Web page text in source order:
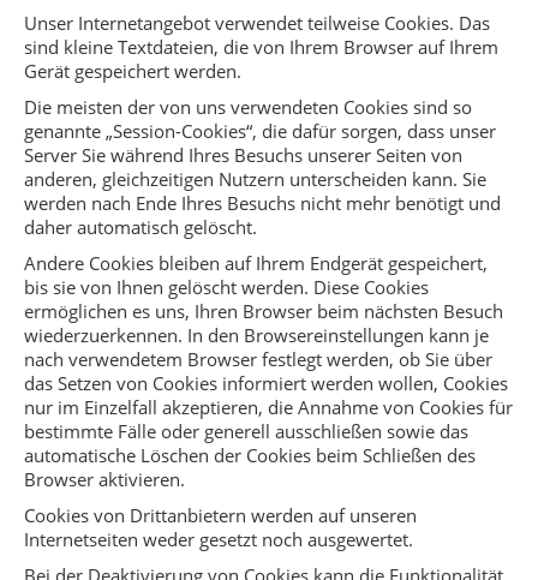
Unser Internetangebot verwendet teilweise Cookies. Das
sind kleine Textdateien, die von Ihrem Browser auf Ihrem
Gerät gespeichert werden.
Die meisten der von uns verwendeten Cookies sind so
genannte „Session-Cookies“, die dafür sorgen, dass unser
Server Sie während Ihres Besuchs unserer Seiten von
anderen, gleichzeitigen Nutzern unterscheiden kann. Sie
werden nach Ende Ihres Besuchs nicht mehr benötigt und
daher automatisch gelöscht.
Andere Cookies bleiben auf Ihrem Endgerät gespeichert,
bis sie von Ihnen gelöscht werden. Diese Cookies
ermöglichen es uns, Ihren Browser beim nächsten Besuch
wiederzuerkennen. In den Browsereinstellungen kann je
nach verwendetem Browser festlegt werden, ob Sie über
das Setzen von Cookies informiert werden wollen, Cookies
nur im Einzelfall akzeptieren, die Annahme von Cookies für
bestimmte Fälle oder generell ausschließen sowie das
automatische Löschen der Cookies beim Schließen des
Browser aktivieren.
Cookies von Drittanbietern werden auf unseren
Internetseiten weder gesetzt noch ausgewertet.
Bei der Deaktivierung von Cookies kann die Funktionalität